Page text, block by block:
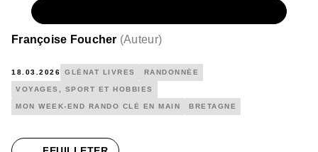
Françoise Foucher (Auteur)
18.03.2026 GLÉNAT LIVRES RANDONNÉE
VOYAGES, SPORT ET HOBBIES
MON WEEK-END RANDO CLÉ EN MAIN BRETAGNE